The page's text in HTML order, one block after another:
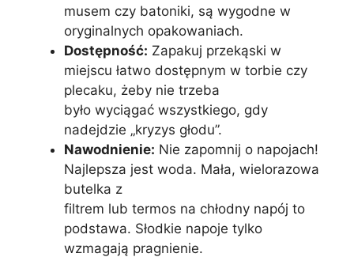
musem czy batoniki, są wygodne w
oryginalnych opakowaniach.
Dostępność: Zapakuj przekąski w
miejscu łatwo dostępnym w torbie czy
plecaku, żeby nie trzeba
było wyciągać wszystkiego, gdy
nadejdzie „kryzys głodu”.
Nawodnienie: Nie zapomnij o napojach!
Najlepsza jest woda. Mała, wielorazowa
butelka z
filtrem lub termos na chłodny napój to
podstawa. Słodkie napoje tylko
wzmagają pragnienie.